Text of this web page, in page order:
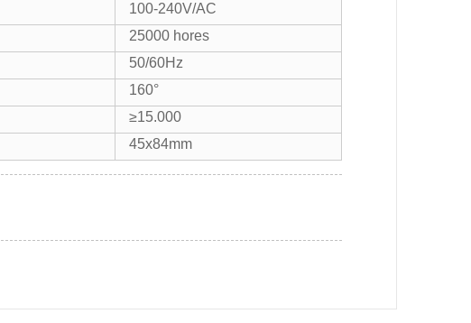
100-240V/AC
25000 hores
50/60Hz
160°
≥15.000
45x84mm